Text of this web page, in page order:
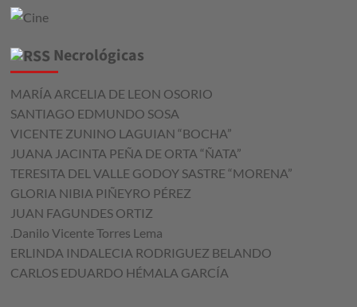
Necrológicas
MARÍA ARCELIA DE LEON OSORIO
SANTIAGO EDMUNDO SOSA
VICENTE ZUNINO LAGUIAN “BOCHA”
JUANA JACINTA PEÑA DE ORTA “ÑATA”
TERESITA DEL VALLE GODOY SASTRE “MORENA”
GLORIA NIBIA PIÑEYRO PÉREZ
JUAN FAGUNDES ORTIZ
.Danilo Vicente Torres Lema
ERLINDA INDALECIA RODRIGUEZ BELANDO
CARLOS EDUARDO HÉMALA GARCÍA